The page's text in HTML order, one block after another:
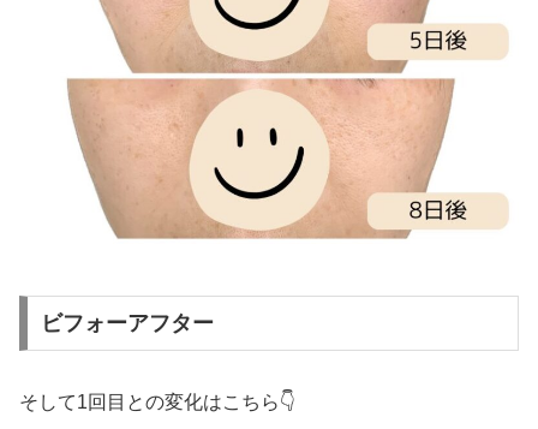
ビフォーアフター
そして1回目との変化はこちら👇